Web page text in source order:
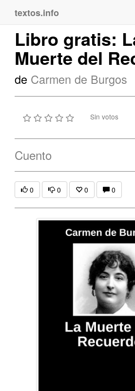
textos.info
Libro gratis:
Muerte del
de Carmen de Burgos
Sin votos
Cuento
0 0 0 0